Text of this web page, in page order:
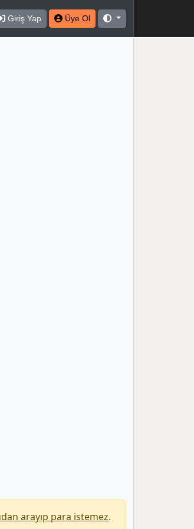
Giriş Yap Üye Ol
arayıp para istemez.